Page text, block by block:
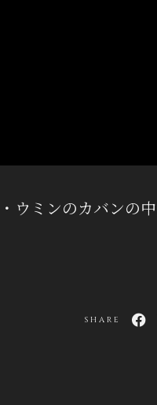
ウミンのカバンの
SHARE